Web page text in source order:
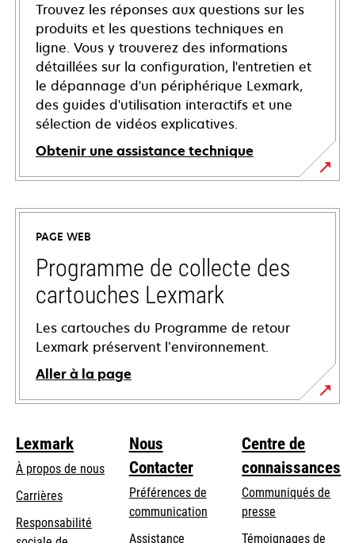
Trouvez les réponses aux questions sur les
produits et les questions techniques en
ligne. Vous y trouverez des informations
détaillées sur la configuration, l'entretien et
le dépannage d'un périphérique Lexmark,
des guides d'utilisation interactifs et une
sélection de vidéos explicatives.
Obtenir une assistance technique
s’ouvre
dans
nouvel
onglet
PAGE WEB
Programme de collecte des
cartouches Lexmark
Les cartouches du Programme de retour
Lexmark préservent l’environnement.
Aller à la page
Lexmark
À propos de nous
Carrières
s’ouvre
Responsabilité
Nous
Contacter
Préférences de
communication
s’ouvre
Assistance
Centre de
connaissances
Communiqués de
presse
Témoignages de